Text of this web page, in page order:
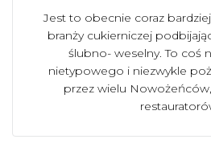
Jest to obecnie coraz
branży cukierniczej
ślubno- weselny. To coś
nietypowego i niezwykle
przez wielu